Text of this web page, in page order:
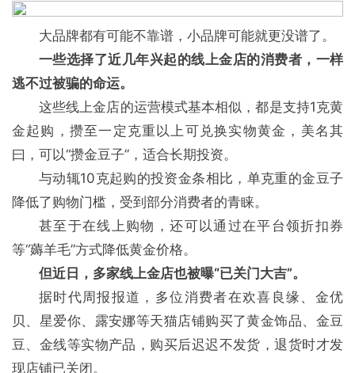
大品牌都有可能不靠谱，小品牌可能就更没谱了。
一些选择了近几年兴起的线上金店的消费者，一样
逃不过被骗的命运。
这些线上金店的运营模式基本相似，都是支持1克黄
金起购，攒至一定克重以上可兑换实物黄金，美名其
曰，可以“攒金豆子”，适合长期投资。
与动辄10克起购的投资金条相比，单克重的金豆子
降低了购物门槛，受到部分消费者的青睐。
甚至于在线上购物，还可以通过在平台领折扣券
等“薅羊毛”方式降低黄金价格。
但近日，多家线上金店也被曝“已关门大吉”。
据时代周报报道，多位消费者在欢喜良缘、金优
贝、星爱你、露安娜等天猫店铺购买了黄金饰品、金豆
豆、金线等实物产品，购买后迟迟不发货，退货时才发
现店铺已关闭。